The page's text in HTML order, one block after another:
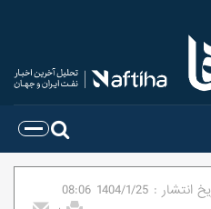
انتشار : 1404/1/25
08:06